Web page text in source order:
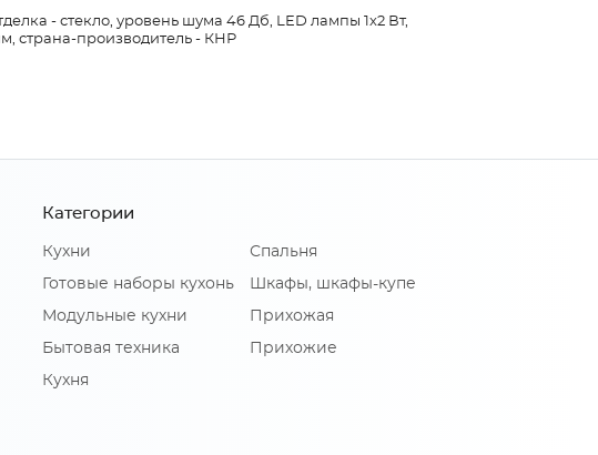
- стекло, уровень шума 46 Дб, LED лампы 1х2 Вт,
страна-производитель - КНР
Категории
Кухни
Готовые наборы кухонь
Модульные кухни
Бытовая техника
Кухня
Спальня
Шкафы, шкафы-купе
Прихожая
Прихожие